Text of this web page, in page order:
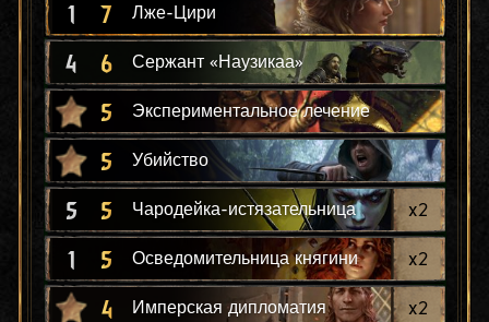
1 7 Лже-Цири
4 6 Сержант «Наузикаа»
5 Экспериментальное лечение
5 Убийство
5 5 Чародейка-истязательница x2
1 5 Осведомительница княгини x2
4 Имперская дипломатия x2